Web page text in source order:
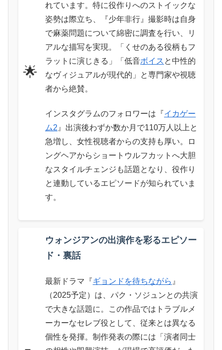
🌟
れています。特に役作りへのストイックな
姿勢は際立ち、『少年非行』撮影時は自身
で麻薬問題について綿密に調査を行い、リ
アルな描写を実現。「くせのある役柄もフ
ラットに演じきる」「低音ボイス と中性的
なヴィジュアルが現代的」と専門家や視聴
者から絶賛。
インスタグラムのフォロワーは『イカゲー
ム2 』出演後わずか数か月で110万人以上と
急増し、女性視聴者からの支持も厚い。ロ
ングヘアからショートウルフカットへ大胆
なスタイルチェンジも話題となり、役作り
と連動しているエピソードが知られていま
す。
ウォンジアンの出演作を彩るエピソー
ド・裏話
最新ドラマ『ギョンドを待ちながら 』
（2025予定）は、パク・ソジュンとの共演
で大きな話題に。この作品ではトラブルメ
ーカーなセレブ役として、従来とは異なる
個性を発揮。制作発表の際には「演者同士